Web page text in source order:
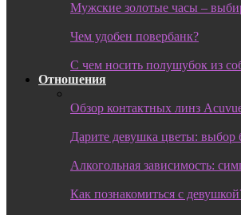
Мужские золотые часы –
Чем удобен повербанк?
С чем носить полушубок из
Отношения
Обзор контактных линз
Дарите девушка цветы: выбор
Алкогольная зависимость:
Как познакомиться с